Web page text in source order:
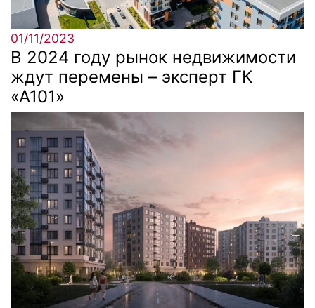
01/11/2023
В 2024 году рынок недвижимости
ждут перемены – эксперт ГК
«А101»